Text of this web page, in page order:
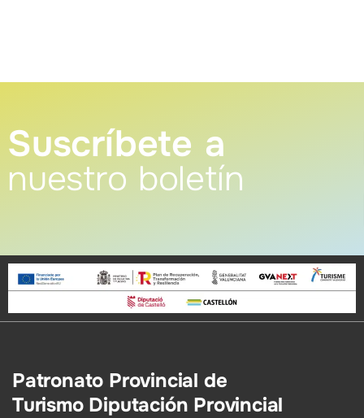
Suscríbete a
nuestro boletín
Patronato Provincial de
Turismo Diputación Provincial